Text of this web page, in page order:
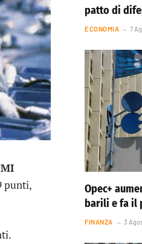
punti,
patto di
ECONOMIA 7
Opec+
barili e fa il
FINANZA 3